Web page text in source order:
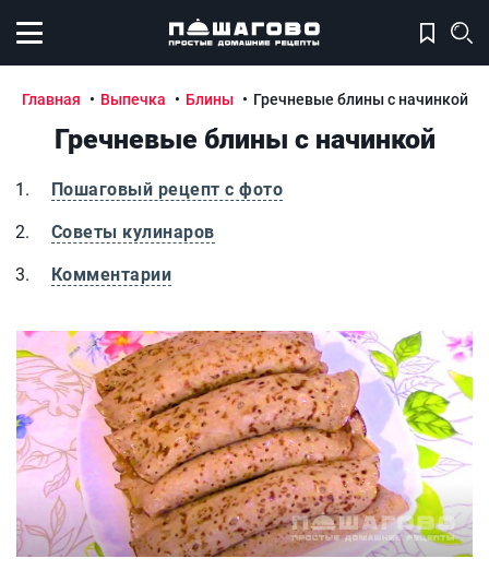
Открыть меню
Главная Выпечка Блины Гречневые блины с начинкой
Гречневые блины с начинкой
Пошаговый рецепт с фото
Советы кулинаров
Комментарии
Гречневые блины с начинкой